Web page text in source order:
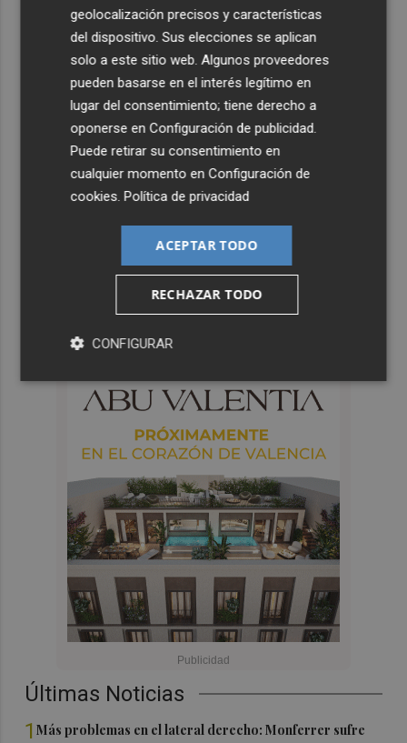
Últimas Noticias
1Más problemas en el lateral derecho: Monferrer sufre
geolocalización precisos y características
del dispositivo. Sus elecciones se aplican
solo a este sitio web. Algunos proveedores
pueden basarse en el interés legítimo en
lugar del consentimiento; tiene derecho a
oponerse enConfiguración de publicidad.
Puede retirar su consentimiento en
cualquier momento enConfiguración de
cookies.Política de privacidad
ACEPTAR TODO
RECHAZAR TODO
CONFIGURAR